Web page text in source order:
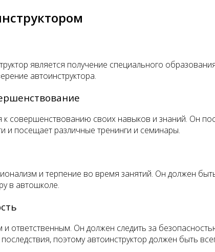
является получение специального
автоинструктора.
к совершенствованию своих навыков и знаний. Он
и посещает различные тренинги и семинары.
и терпение во время занятий. Он должен
в автошколе.
ответственным. Он должен следить за
поэтому автоинструктор должен быть